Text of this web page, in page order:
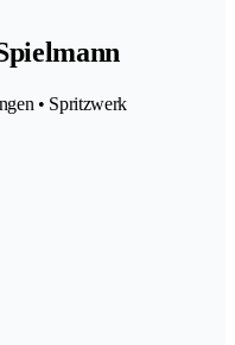
• Spritzwerk